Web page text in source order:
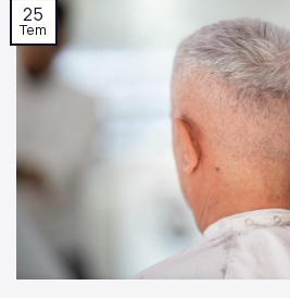
25
Tem